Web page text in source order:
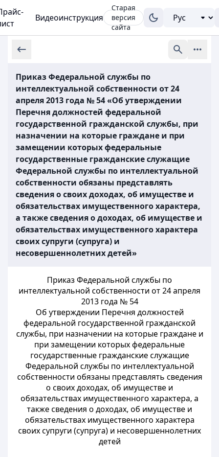
Видеоинструкция
Старая
версия
сайта
Приказ Федеральной службы по
интеллектуальной собственности от 24
апреля 2013 года № 54 «Об утверждении
Перечня должностей федеральной
государственной гражданской службы, при
назначении на которые граждане и при
замещении которых федеральные
государственные гражданские служащие
Федеральной службы по интеллектуальной
собственности обязаны представлять
сведения о своих доходах, об имуществе и
обязательствах имущественного характера,
а также сведения о доходах, об имуществе и
обязательствах имущественного характера
своих супруги (супруга) и
несовершеннолетних детей»
Приказ Федеральной службы по
интеллектуальной собственности от 24 апреля
2013 года № 54
Об утверждении Перечня должностей
федеральной государственной гражданской
службы, при назначении на которые граждане и
при замещении которых федеральные
государственные гражданские служащие
Федеральной службы по интеллектуальной
собственности обязаны представлять сведения
о своих доходах, об имуществе и
обязательствах имущественного характера, а
также сведения о доходах, об имуществе и
обязательствах имущественного характера
своих супруги (супруга) и несовершеннолетних
детей